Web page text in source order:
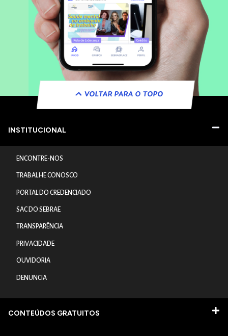
VOLTAR PARA O TOPO
INSTITUCIONAL
ENCONTRE-NOS
TRABALHE CONOSCO
PORTAL DO CREDENCIADO
SAC DO SEBRAE
TRANSPARÊNCIA
PRIVACIDADE
OUVIDORIA
DENUNCIA
CONTEÚDOS GRATUITOS